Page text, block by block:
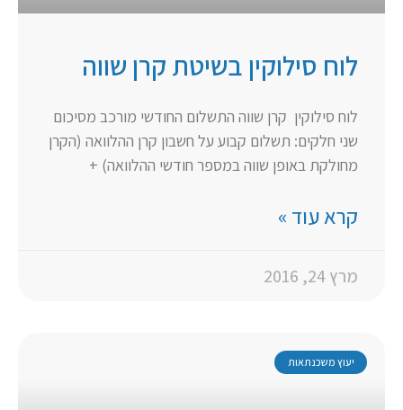
לוח סילוקין בשיטת קרן שווה
לוח סילוקין קרן שווה התשלום החודשי מורכב מסיכום
שני חלקים: תשלום קבוע על חשבון קרן ההלוואה (הקרן
מחולקת באופן שווה במספר חודשי ההלוואה) +
קרא עוד »
מרץ 24, 2016
יעוץ משכנתאות